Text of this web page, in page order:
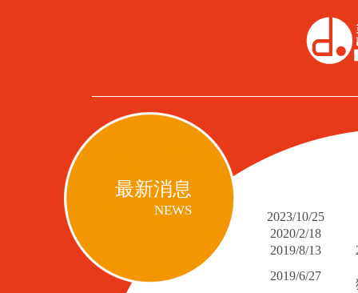
最新消息
NEWS 2023/10/25
2020/2/18
2019/8/13
2019/6/27